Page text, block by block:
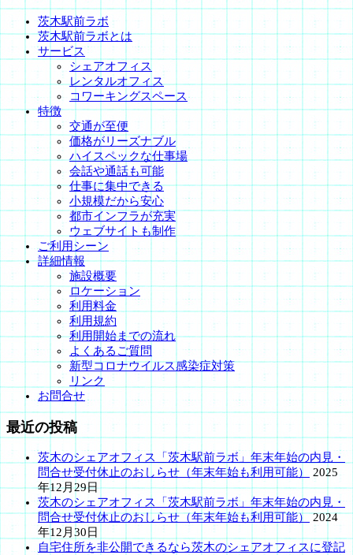
茨木駅前ラボ
茨木駅前ラボとは
サービス
シェアオフィス
レンタルオフィス
コワーキングスペース
特徴
交通が至便
価格がリーズナブル
ハイスペックな仕事場
会話や通話も可能
仕事に集中できる
小規模だから安心
都市インフラが充実
ウェブサイトも制作
ご利用シーン
詳細情報
施設概要
ロケーション
利用料金
利用規約
利用開始までの流れ
よくあるご質問
新型コロナウイルス感染症対策
リンク
お問合せ
最近の投稿
茨木のシェアオフィス「茨木駅前ラボ」年末年始の内見・
問合せ受付休止のおしらせ（年末年始も利用可能）
2025
年12月29日
茨木のシェアオフィス「茨木駅前ラボ」年末年始の内見・
問合せ受付休止のおしらせ（年末年始も利用可能） 2024
年12月30日
自宅住所を非公開できるなら茨木のシェアオフィスに登記